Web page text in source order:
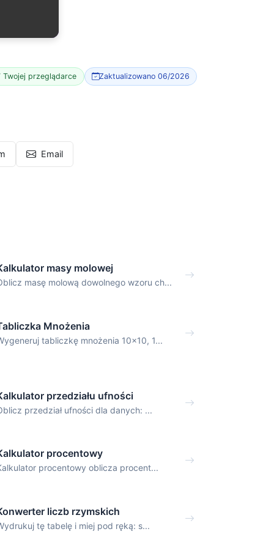
Twojej przeglądarce Zaktualizowano 06/2026
Email
masy molowej
masę molową dowolnego wzoru ch...
Mnożenia
tabliczkę mnożenia 10x10, 1...
przedziału ufności
przedział ufności dla danych: ...
procentowy
procentowy oblicza procent...
liczb rzymskich
tę tabelę i miej pod ręką: s...